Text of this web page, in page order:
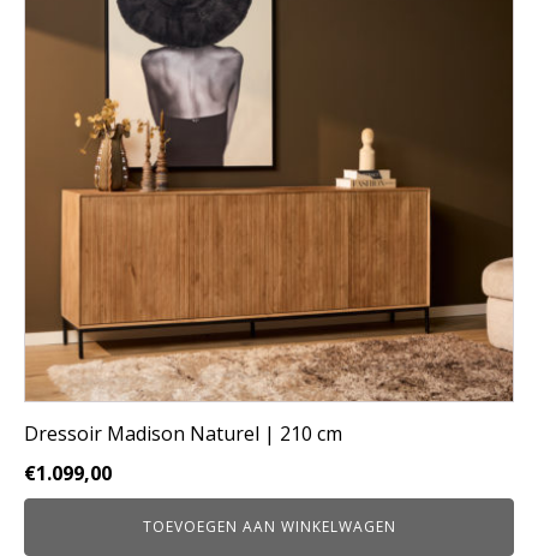
Dressoir Madison Naturel | 210 cm
€1.099,00
TOEVOEGEN AAN WINKELWAGEN